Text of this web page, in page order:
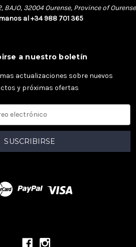
BAJO, 32004 Ourense, Province of Ourense
al +34 988 701 365
a nuestro boletín
actualizaciones sobre nuevos
y próximas ofertas